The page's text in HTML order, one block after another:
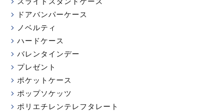
ドアバンパーケース
ノベルティ
ハードケース
バレンタインデー
プレゼント
ポケットケース
ポップソケッツ
ポリエチレンテレフタレート